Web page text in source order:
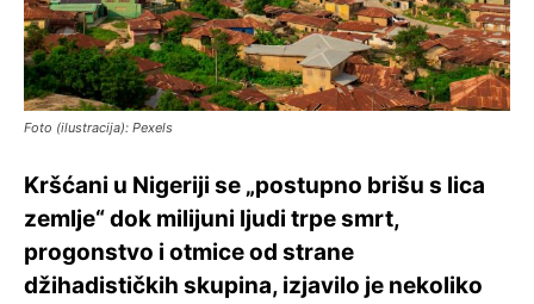
Foto (ilustracija): Pexels
Kršćani u Nigeriji se „postupno brišu s lica
zemlje“ dok milijuni ljudi trpe smrt,
progonstvo i otmice od strane
džihadističkih skupina, izjavilo je nekoliko